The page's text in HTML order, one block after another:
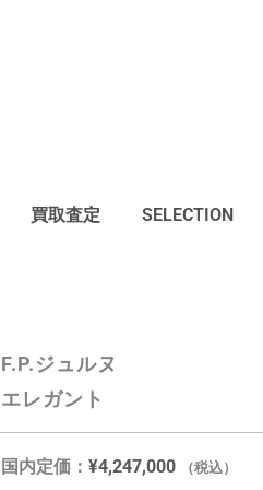
買取査定 SELECTION
F.P.ジュルヌ
エレガント
国内定価： ¥4,247,000 （税込）